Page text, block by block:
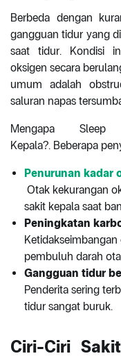
Berbeda dengan
gangguan tidur yang
saat tidur. Kondisi
oksigen secara
umum adalah
saluran napas
Mengapa Sleep
Kepala?. Beberapa
Penurunan kadar
Otak kekurangan
sakit kepala saat
Peningkatan
pembuluh darah
Gangguan tidur
Penderita sering
tidur sangat buruk.
Ciri-Ciri